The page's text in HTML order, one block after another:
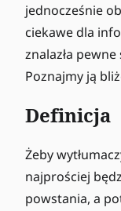
jednocześnie
ciekawe dla
znalazła
Poznajmy ją
Definicja
Żeby
najprościej
powstania, a